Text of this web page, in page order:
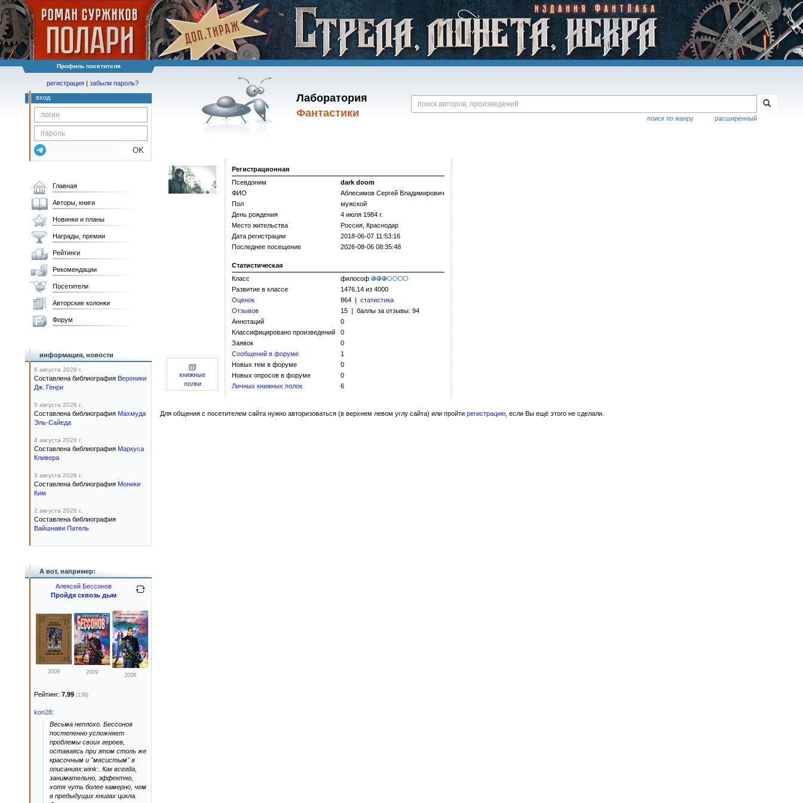
Профиль посетителя
Лаборатория
Фантастики
расширенный
поиск по жанру
регистрация | забыли пароль?
вход
OK
Регистрационная
Псевдоним
dark doom
ФИО
Аблесимов Сергей Владимирович
Пол
мужской
День рождения
4 июля 1984 г.
Место жительства
Россия, Краснодар
Дата регистрации
2018-06-07 11:53:16
Последнее посещение
2026-08-06 08:35:48
Статистическая
Класс
философ
Развитие в классе
1476.14 из 4000
Оценок
864 | статистика
Отзывов
15 | баллы за отзывы: 94
Аннотаций
0
Классифицировано произведений
0
Заявок
0
Сообщений в форуме
1
Новых тем в форуме
0
Новых опросов в форуме
0
Личных книжных полок
6
книжные
полки
Для общения с посетителем сайта нужно авторизоваться (в верхнем левом углу сайта) или пройти регистрацию , если Вы ещё этого не сделали.
Главная
Авторы, книги
Новинки и планы
Награды, премии
Рейтинги
Рекомендации
Посетители
Авторские колонки
Форум
информация, новости
6 августа 2026 г.
Составлена библиография Вероники
Дж. Генри
5 августа 2026 г.
Составлена библиография Махмуда
Эль-Сайеда
4 августа 2026 г.
Составлена библиография Маркуса
Кливера
3 августа 2026 г.
Составлена библиография Моники
Ким
2 августа 2026 г.
Составлена библиография
Вайшнави Патель
А вот, например:
Алексей Бессонов
Пройдя сквозь дым
2009 2009 2008
Рейтинг: 7.99 (139)
kon28:
Весьма неплохо. Бессонов
постепенно усложняет
проблемы своих героев,
оставаясь при этом столь же
красочным и "мясистым" в
описаниях:wink:. Как всегда,
занимательно, эффектно,
хотя чуть более камерно, чем
в предыдущих книгах цикла.